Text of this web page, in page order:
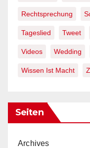
Rechtsprechung
Tageslied Tweet
Videos Wedding
Wissen Ist Macht
Seiten
Archives